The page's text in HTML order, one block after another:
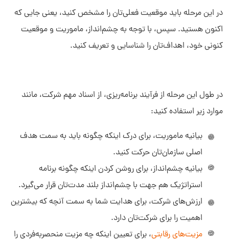
در این مرحله باید موقعیت فعلی‌تان را مشخص کنید، یعنی جایی که
اکنون هستید. سپس، با توجه به چشم‌انداز، ماموریت و موقعیت
کنونی خود، اهداف‎‌تان را شناسایی و تعریف کنید.
در طول این مرحله از فرآیند برنامه‌ریزی، از اسناد مهم شرکت، مانند
موارد زیر استفاده کنید:
بیانیه ماموریت، برای درک اینکه چگونه باید به سمت هدف
اصلی سازمان‌تان حرکت کنید.
بیانیه چشم‌انداز، برای روشن کردن اینکه چگونه برنامه
استراتژیک هم جهت با چشم‌انداز بلند مدت‌تان قرار می‌گیرد.
ارزش‌های شرکت، برای هدایت شما به سمت آنچه که بیشترین
اهمیت را برای شرکت‌تان دارد.
مزیت‌های رقابتی، برای تعیین اینکه چه مزیت منحصربه‌فردی را